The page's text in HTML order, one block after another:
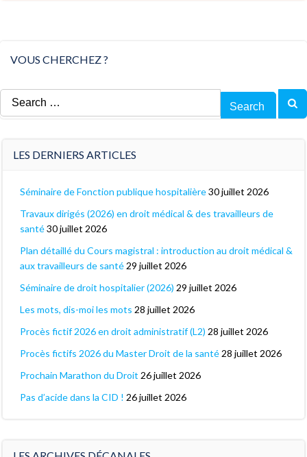
VOUS CHERCHEZ ?
Search
for:
LES DERNIERS ARTICLES
Séminaire de Fonction publique hospitalière30 juillet 2026
Travaux dirigés (2026) en droit médical & des travailleurs de
santé30 juillet 2026
Plan détaillé du Cours magistral : introduction au droit médical &
aux travailleurs de santé 29 juillet 2026
Séminaire de droit hospitalier (2026) 29 juillet 2026
Les mots, dis-moi les mots 28 juillet 2026
Procès fictif 2026 en droit administratif (L2) 28 juillet 2026
Procès fictifs 2026 du Master Droit de la santé 28 juillet 2026
Prochain Marathon du Droit 26 juillet 2026
Pas d’acide dans la CID ! 26 juillet 2026